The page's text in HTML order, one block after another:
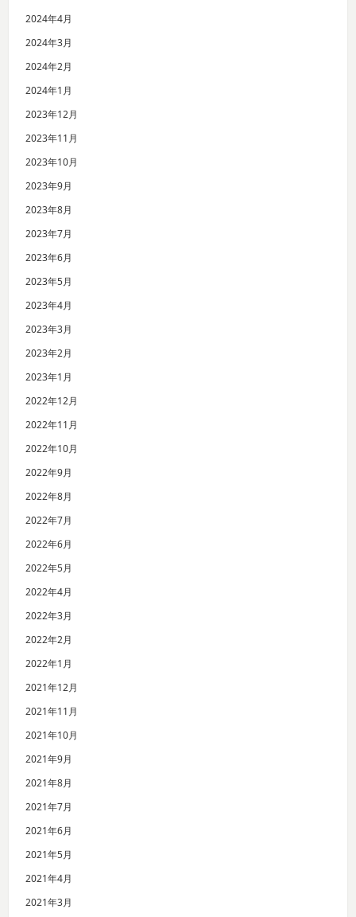
2024年4月
2024年3月
2024年2月
2024年1月
2023年12月
2023年11月
2023年10月
2023年9月
2023年8月
2023年7月
2023年6月
2023年5月
2023年4月
2023年3月
2023年2月
2023年1月
2022年12月
2022年11月
2022年10月
2022年9月
2022年8月
2022年7月
2022年6月
2022年5月
2022年4月
2022年3月
2022年2月
2022年1月
2021年12月
2021年11月
2021年10月
2021年9月
2021年8月
2021年7月
2021年6月
2021年5月
2021年4月
2021年3月